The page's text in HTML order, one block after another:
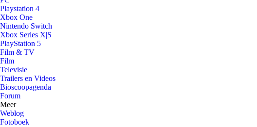
Playstation 4
Xbox One
Nintendo Switch
Xbox Series X|S
PlayStation 5
Film & TV
Film
Televisie
Trailers en Videos
Bioscoopagenda
Forum
Meer
Weblog
Fotoboek